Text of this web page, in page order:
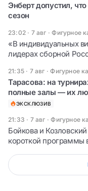
Энберт допустил,
сезон
23:02 · 7 авг ·Фигурное
«В индивидуальных
лидерах сборной
21:35 · 7 авг ·Фигурное
Тарасова: на
полные залы — их
ЭКСКЛЮЗИВ
21:33 · 7 авг ·Фигурное
Бойкова и
короткой программы